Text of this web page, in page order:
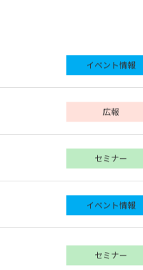
イベント情報
広報
セミナー
イベント情報
セミナー